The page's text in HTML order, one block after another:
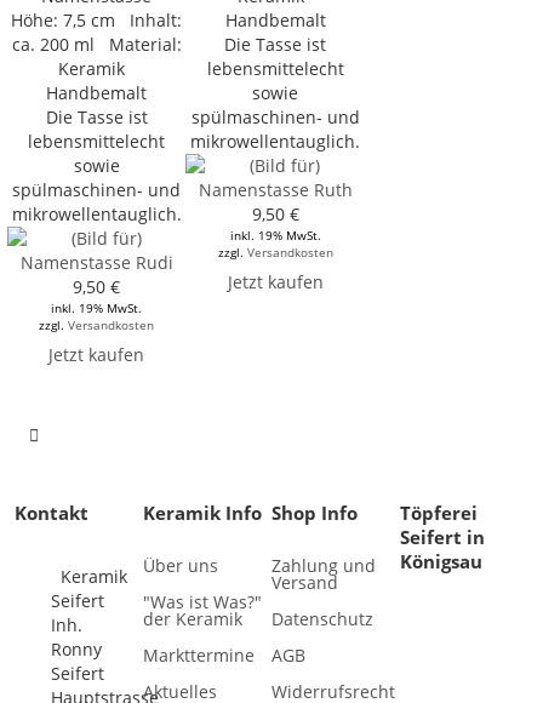
Höhe: 7,5 cm Inhalt:
ca. 200 ml Material:
Keramik
Handbemalt
Die Tasse ist
lebensmittelecht
sowie
spülmaschinen- und
mikrowellentauglich.
9,50 €
inkl. 19% MwSt.
zzgl.Versandkosten
Jetzt kaufen
Handbemalt
Die Tasse ist
lebensmittelecht
sowie
spülmaschinen- und
mikrowellentauglich.
9,50 €
inkl. 19% MwSt.
zzgl. Versandkosten
Jetzt kaufen
Kontakt
Keramik
Seifert
Inh.
Ronny
Seifert
Hauptstrasse
Keramik Info
Über uns
"Was ist Was?"
der Keramik
Markttermine
Aktuelles
Shop Info
Zahlung und
Versand
Datenschutz
AGB
Widerrufsrecht
Töpferei
Seifert in
Königsau